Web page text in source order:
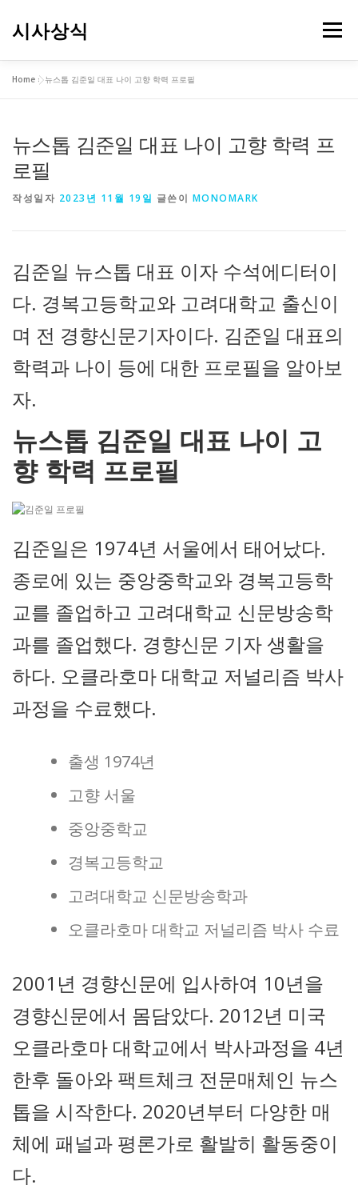
시사상식 메뉴
Home »뉴스톱 김준일 대표 나이 고향 학력 프로필
뉴스톱 김준일 대표 나이 고향 학력 프
로필
작성일자 2023년 11월 19일 글쓴이 MONOMARK
김준일 뉴스톱 대표 이자 수석에디터이
다. 경복고등학교와 고려대학교 출신이
며 전 경향신문기자이다. 김준일 대표의
학력과 나이 등에 대한 프로필을 알아보
자.
뉴스톱 김준일 대표 나이 고
향 학력 프로필
김준일은 1974년 서울에서 태어났다.
종로에 있는 중앙중학교와 경복고등학
교를 졸업하고 고려대학교 신문방송학
과를 졸업했다. 경향신문 기자 생활을
하다. 오클라호마 대학교 저널리즘 박사
과정을 수료했다.
출생 1974년
고향 서울
중앙중학교
경복고등학교
고려대학교 신문방송학과
오클라호마 대학교 저널리즘 박사 수료
2001년 경향신문에 입사하여 10년을
경향신문에서 몸담았다. 2012년 미국
오클라호마 대학교에서 박사과정을 4년
한후 돌아와 팩트체크 전문매체인 뉴스
톱을 시작한다. 2020년부터 다양한 매
체에 패널과 평론가로 활발히 활동중이
다.